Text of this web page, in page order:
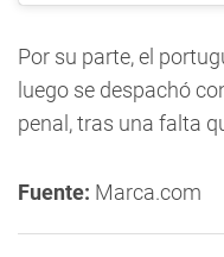
Por su parte, el
luego se despachó
penal, tras una falta
Fuente: Marca.com